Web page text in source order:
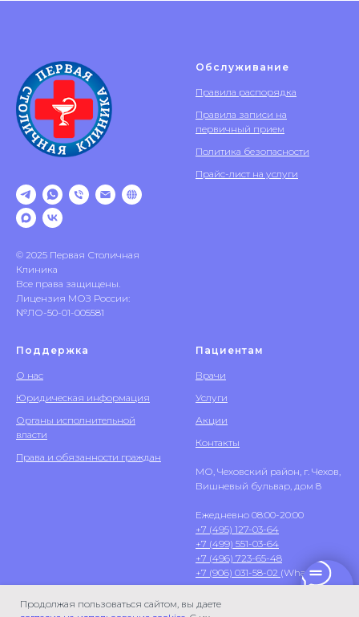
Продолжая пользоваться сайтом, вы даете
© 2025 Первая Столичная
Клиника
Все права защищены.
Лицензия МОЗ России:
№ЛО-50-01-005581
Обслуживание
Правила распорядка
Правила записи на
первичный прием
Политика безопасности
Прайс-лист на услуги
Поддержка
О нас
Юридическая информация
Органы исполнительной
власти
Права и обязанности граждан
Пациентам
Врачи
Услуги
Акции
Контакты
МО, Чеховский район, г. Чехов,
Вишневый бульвар, дом 8
Ежедневно 08:00-20:00
+7 (495) 127-03-64
+7 (499) 551-03-64
+7 (496) 723-65-48
+7 (906) 031-58-02 (WhatsApp)